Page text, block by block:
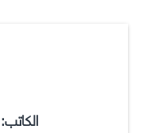
الكاتب: